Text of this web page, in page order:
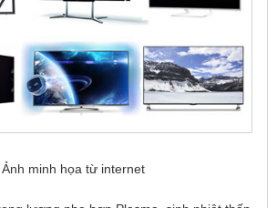
Ảnh minh họa từ internet